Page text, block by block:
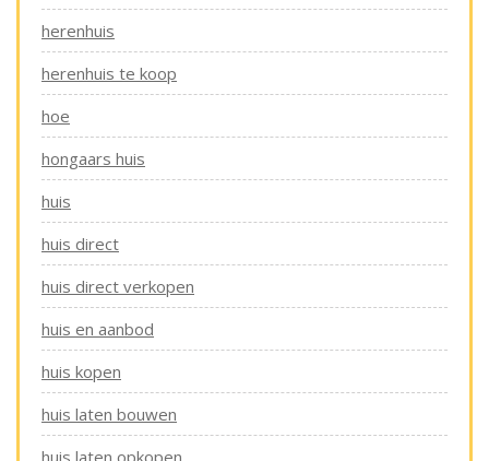
herenhuis
herenhuis te koop
hoe
hongaars huis
huis
huis direct
huis direct verkopen
huis en aanbod
huis kopen
huis laten bouwen
huis laten opkopen